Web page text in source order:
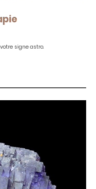
signe astro.